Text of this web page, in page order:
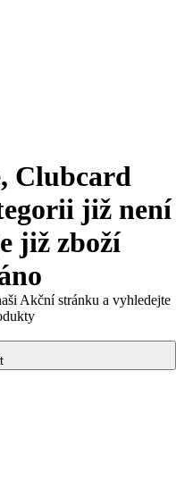
Clubcard
již není
již zboží
Akční stránku a vyhledejte